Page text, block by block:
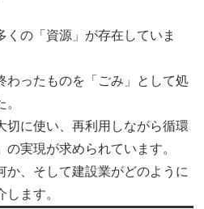
くの「資源」が存在していま
わったものを「ごみ」として処
切に使い、再利用しながら循環
実現が求められています。
か、そして建設業がどのように
ます。